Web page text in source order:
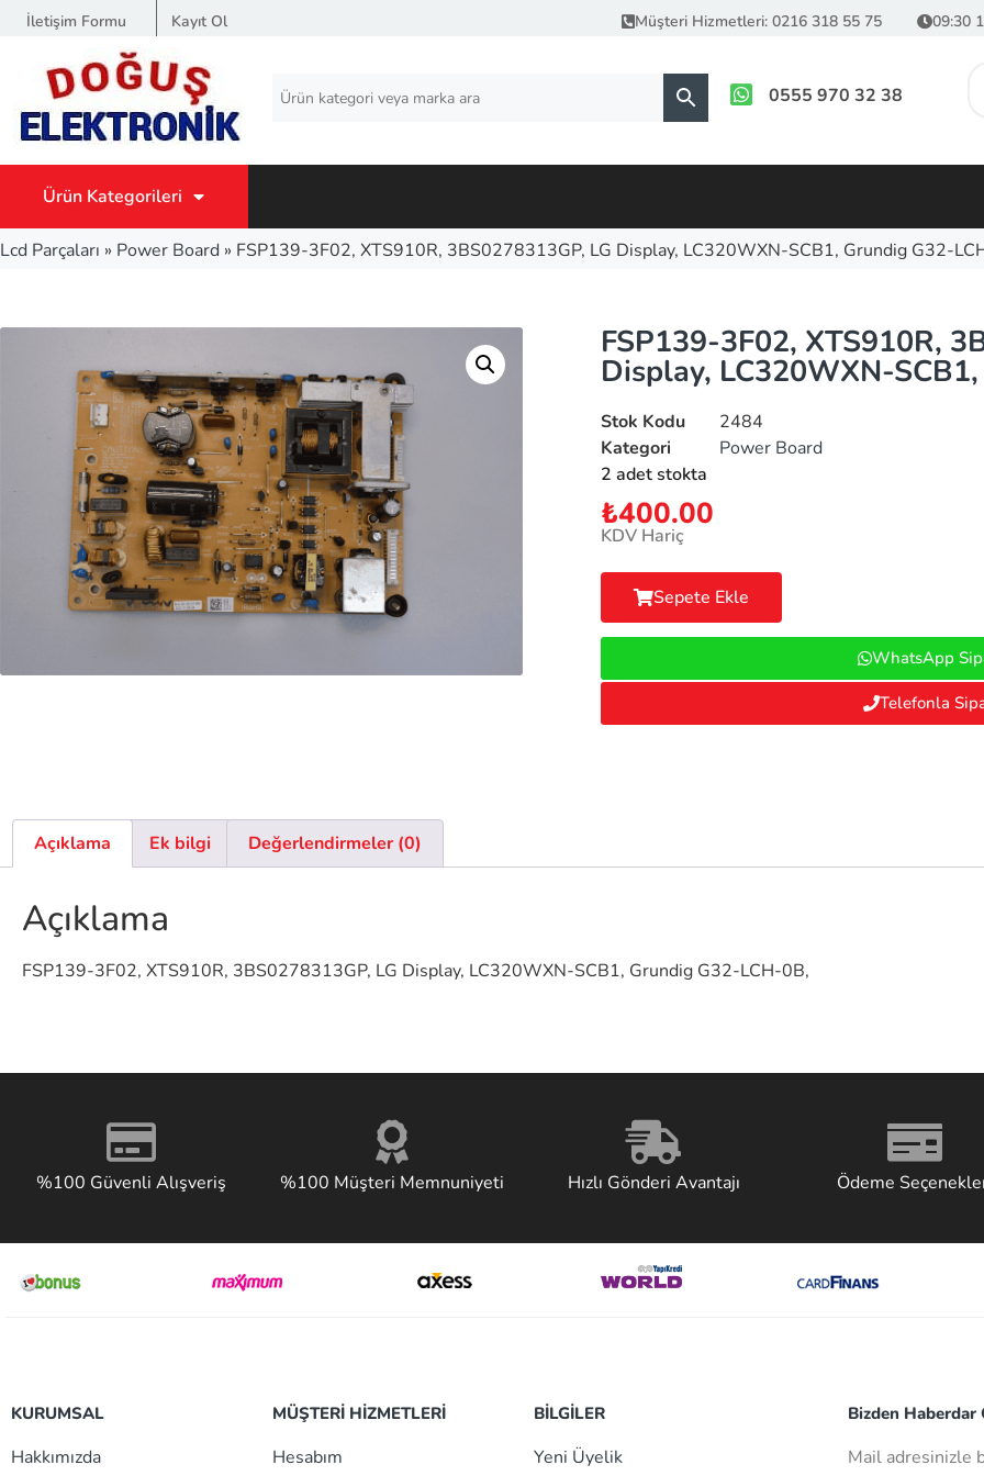
İletişim Formu Kayıt Ol Müşteri Hizmetleri: 0216 318 55 75 09:30
0555 970 32 38
Ürün Kategorileri
Lcd Parçaları » Power Board » FSP139-3F02, XTS910R, 3BS0278313GP, LG Display, LC320WXN-SCB1, Grundig G32-
FSP139-3F02, XTS910R,
Display, LC320WXN-
Stok Kodu
2484
Kategori
Power Board
2 adet stokta
₺400.00
KDV Hariç
Sepete Ekle
WhatsApp
Telefonla
Açıklama Ek bilgi Değerlendirmeler (0)
Açıklama
FSP139-3F02, XTS910R, 3BS0278313GP, LG Display, LC320WXN-SCB1, Grundig G32-LCH-0B,
%100 Güvenli Alışveriş %100 Müşteri Memnuniyeti Hızlı Gönderi Avantajı Ödeme
KURUMSAL
Hakkımızda
MÜŞTERİ HİZMETLERİ
Hesabım
BİLGİLER
Yeni Üyelik
Bizden Haberdar
Mail adresinizle